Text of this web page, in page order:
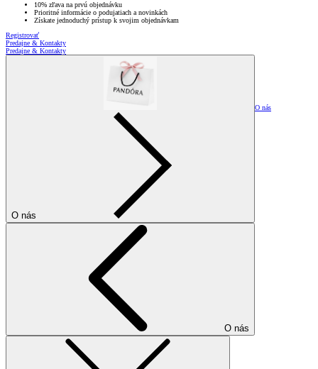
10% zľava na prvú objednávku
Prioritné informácie o podujatiach a novinkách
Získate jednoduchý prístup k svojim objednávkam
Registrovať
Predajne & Kontakty
Predajne & Kontakty
O nás
O nás
O nás